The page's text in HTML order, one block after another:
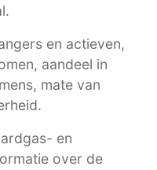
en actieven,
aandeel in
mate van
en
over de